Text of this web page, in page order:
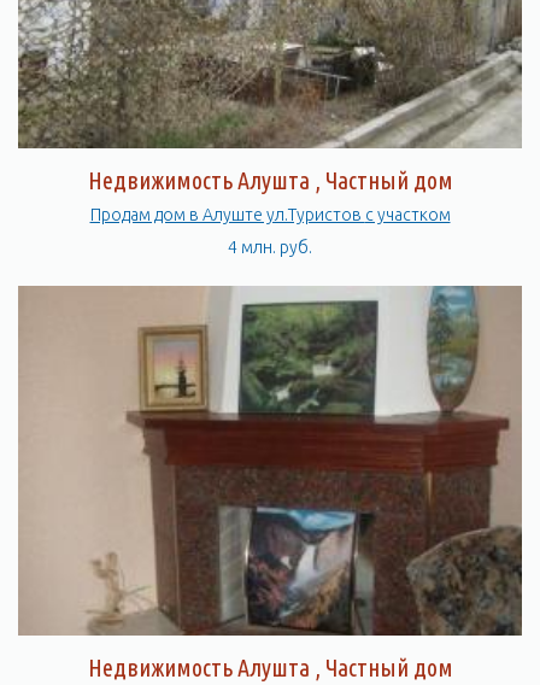
Недвижимость Алушта , Частный дом
Продам дом в Алуште ул.Туристов с участком
4 млн. руб.
Недвижимость Алушта , Частный дом